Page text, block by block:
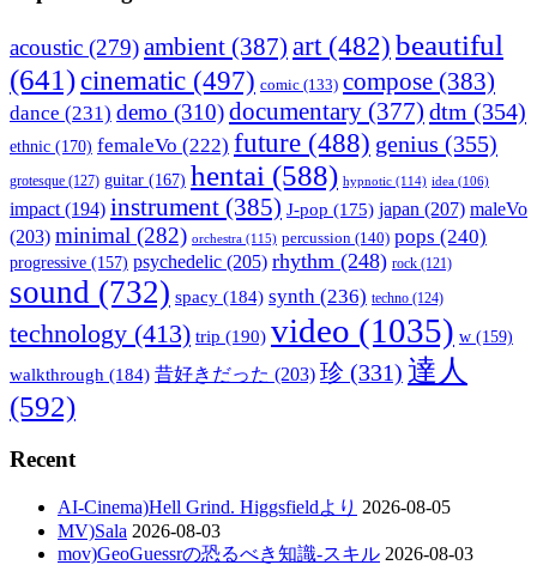
acoustic (279)ambient (387) art(482) beautiful
(641)cinematic (497) comic (133) compose (383)
dance (231) demo (310)documentary (377) dtm (354)
ethnic (170) femaleVo (222) future (488) genius (355)
grotesque (127) guitar (167) hentai (588) hypnotic (114) idea (106)
impact (194) instrument (385) J-pop (175) japan (207) maleVo
(203) minimal (282) orchestra (115) percussion (140) pops (240)
progressive (157) psychedelic (205) rhythm (248) rock (121)
sound (732) spacy (184) synth (236) techno (124)
technology (413) trip (190) video (1035) w (159)
walkthrough (184) 昔好きだった (203) 珍 (331) 達人
(592)
Recent
AI-Cinema)Hell Grind. Higgsfieldより 2026-08-05
MV)Sala 2026-08-03
mov)GeoGuessrの恐るべき知識-スキル 2026-08-03